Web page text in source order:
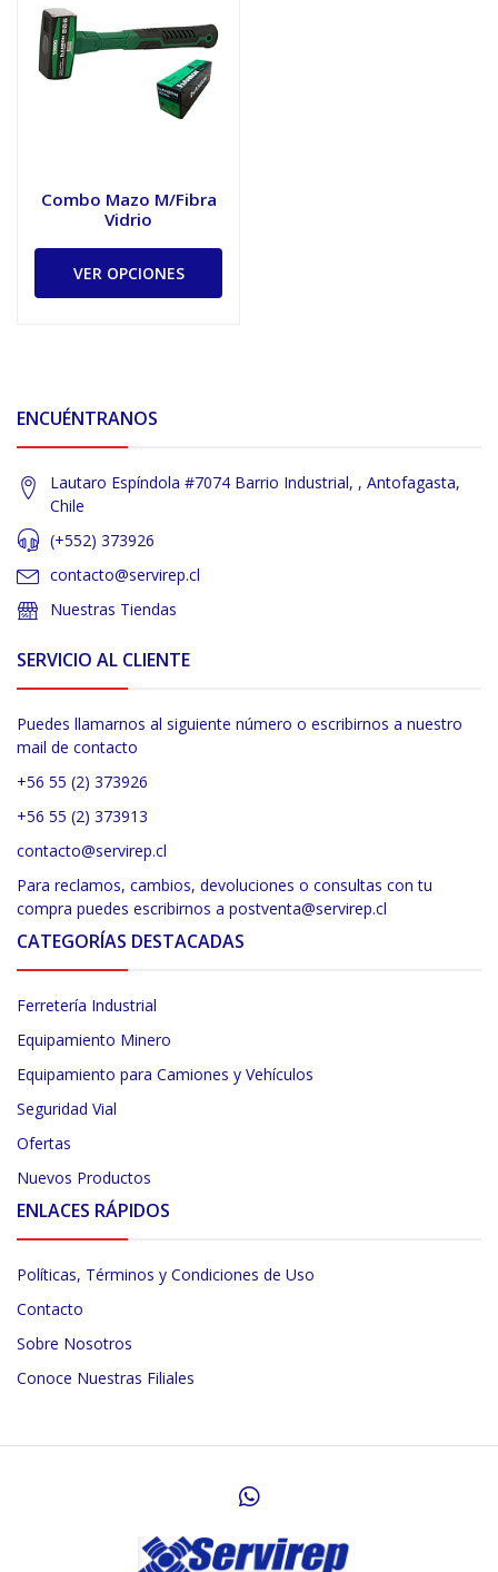
Combo Mazo M/Fibra
Vidrio
VER OPCIONES
ENCUÉNTRANOS
Lautaro Espíndola #7074 Barrio Industrial, , Antofagasta,
Chile
(+552) 373926
contacto@servirep.cl
Nuestras Tiendas
SERVICIO AL CLIENTE
Puedes llamarnos al siguiente número o escribirnos a nuestro
mail de contacto
+56 55 (2) 373926
+56 55 (2) 373913
contacto@servirep.cl
Para reclamos, cambios, devoluciones o consultas con tu
compra puedes escribirnos a postventa@servirep.cl
CATEGORÍAS DESTACADAS
Ferretería Industrial
Equipamiento Minero
Equipamiento para Camiones y Vehículos
Seguridad Vial
Ofertas
Nuevos Productos
ENLACES RÁPIDOS
Políticas, Términos y Condiciones de Uso
Contacto
Sobre Nosotros
Conoce Nuestras Filiales